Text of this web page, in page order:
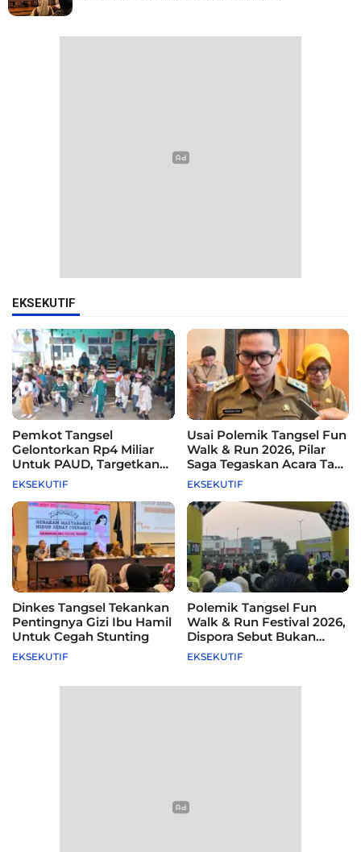
EKSEKUTIF
Pemkot Tangsel
Gelontorkan Rp4 Miliar
Untuk PAUD, Targetkan
115 Sekolah
EKSEKUTIF
Usai Polemik Tangsel Fun
Walk & Run 2026, Pilar
Saga Tegaskan Acara Tak
Difasilitasi Pemkot
EKSEKUTIF
Dinkes Tangsel Tekankan
Pentingnya Gizi Ibu Hamil
Untuk Cegah Stunting
EKSEKUTIF
Polemik Tangsel Fun
Walk & Run Festival 2026,
Dispora Sebut Bukan
Agenda Pemkot
EKSEKUTIF